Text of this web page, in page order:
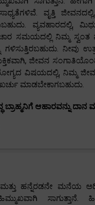
ವೃತ್ತಿ
ವ್ಯವಹಾರದಲ್ಲಿ,
ಸಮಯದಲ್ಲಿ ನಿಮ್ಮ ಸ್ವಂತ
ಗಳಿಸುತ್ತಿರಬಹುದು. ನೀವು
ಜೀವನ
ವಿಷಯದಲ್ಲಿ, ನಿಮ್ಮ
ಮಾಡಬೇಕಾಗಬಹುದು.
ಬ್ರಾಹ್ಮನಿಗೆ ಆಹಾರವನ್ನು ದಾನ
ಹನ್ನೆರಡನೇ ಮನೆಯ
ಸಾಗುತ್ತಾನೆ.